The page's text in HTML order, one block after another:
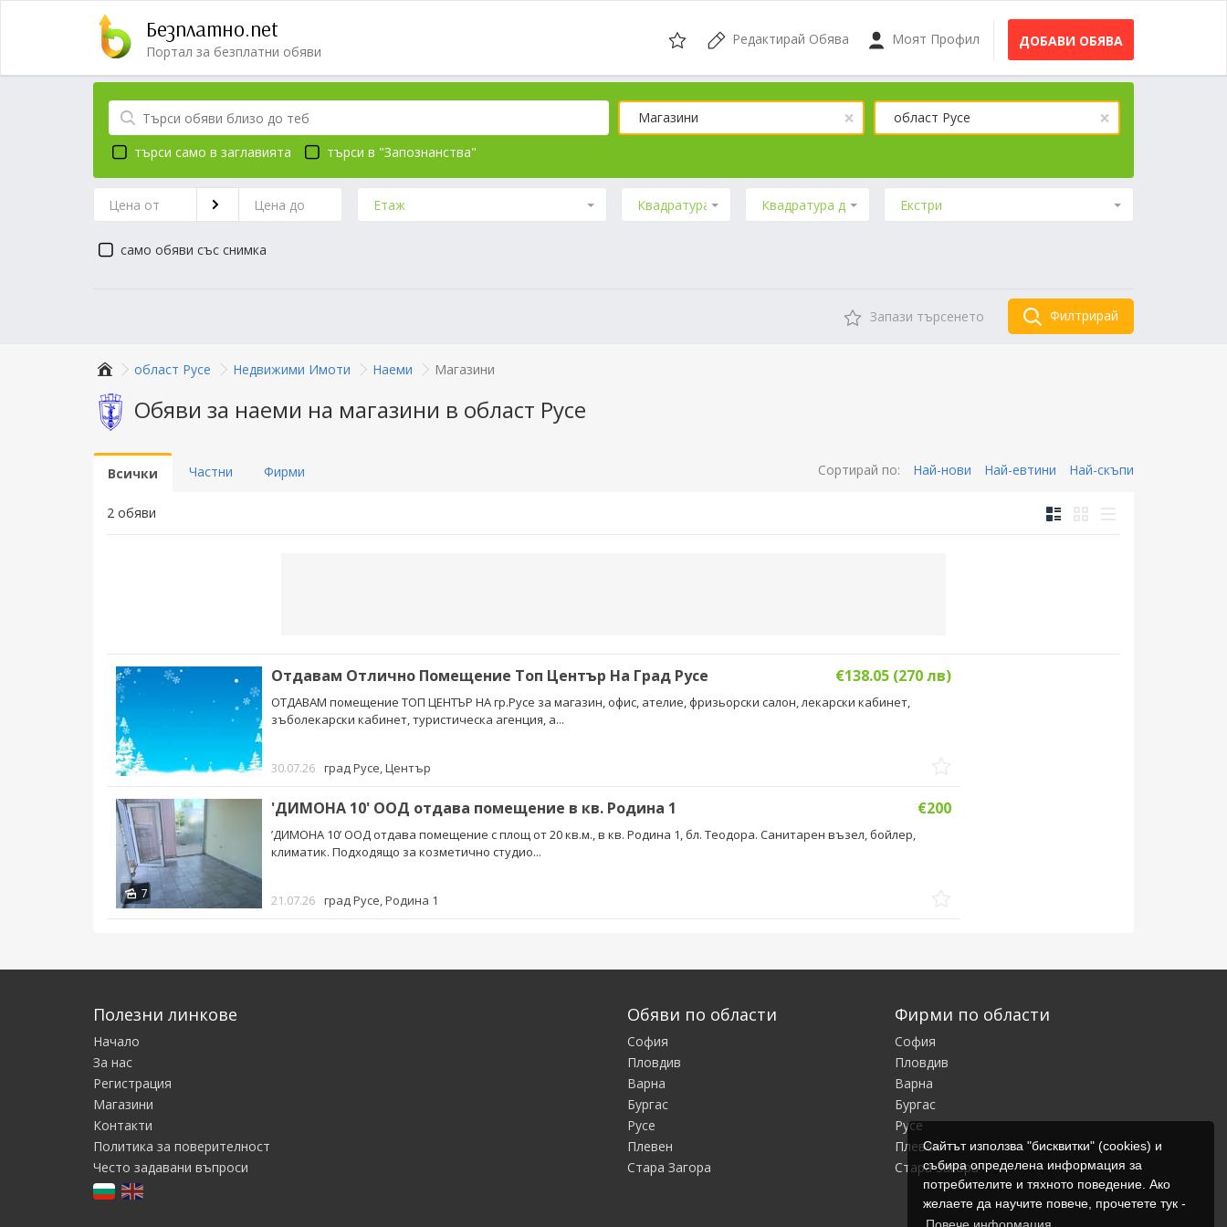
Сайтът използва "бисквитки" (cookies) и
събира определена информация за
потребителите и тяхното поведение. Ако
желаете да научите повече, прочетете тук -
Безплатно.net
Портал за безплатни обяви
Редактирай Обява Моят Профил ДОБАВИ ОБЯВА
×
Магазини ×
област Русе
търси само в заглавията
търси в "Запознанства"
Етаж Квадратура от Квадратура до Екстри
само обяви със снимка
Запази търсенето Филтрирай
област Русе Недвижими Имоти Наеми Магазини
Обяви за наеми на магазини в област Русе
Сортирай по: Най-нови Най-евтини Най-скъпи
Всички Частни Фирми
2 обяви
Отдавам Отлично Помещение Топ Център На Град Русе €138.05 (270 лв)
ОТДАВАМ помещение ТОП ЦЕНТЪР НА гр.Русе за магазин, офис, ателие, фризьорски салон, лекарски кабинет,
зъболекарски кабинет, туристическа агенция, а...
30.07.26 град Русе, Център
7
'ДИМОНА 10' ООД отдава помещение в кв. Родина 1 €200
’ДИМОНА 10’ ООД отдава помещение с площ от 20 кв.м., в кв. Родина 1, бл. Теодора. Санитарен възел, бойлер,
климатик. Подходящо за козметично студио...
21.07.26 град Русе, Родина 1
Полезни линкове
Начало
За нас
Регистрация
Магазини
Контакти
Политика за поверителност
Често задавани въпроси
Обяви по области
София
Пловдив
Варна
Бургас
Русе
Плевен
Стара Загора
Фирми по области
София
Пловдив
Варна
Бургас
Русе
Плевен
Стара Загора